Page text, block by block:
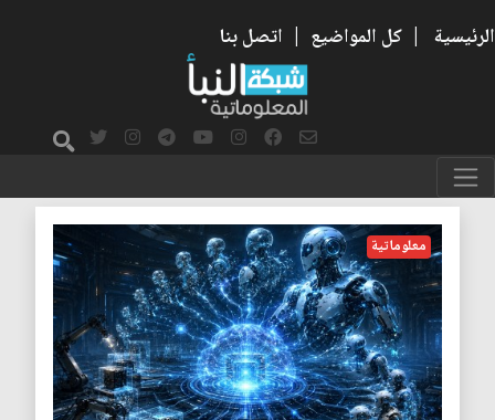
الرئيسية | كل المواضيع | اتصل بنا
التفكير
معلوماتية